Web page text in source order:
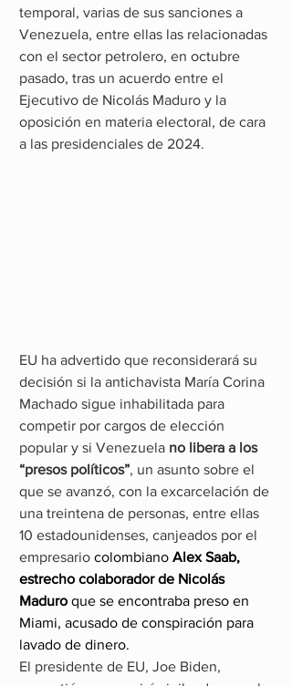
temporal, varias de sus sanciones a
Venezuela, entre ellas las relacionadas
con el sector petrolero, en octubre
pasado, tras un acuerdo entre el
Ejecutivo de Nicolás Maduro y la
oposición en materia electoral, de cara
a las presidenciales de 2024.
EU ha advertido que reconsiderará su
decisión si la antichavista María Corina
Machado sigue inhabilitada para
competir por cargos de elección
popular y si Venezuela no libera a los
“presos políticos”, un asunto sobre el
que se avanzó, con la excarcelación de
una treintena de personas, entre ellas
10 estadounidenses, canjeados por el
empresario colombiano Alex Saab,
estrecho colaborador de Nicolás
Maduro que se encontraba preso en
Miami, acusado de conspiración para
lavado de dinero.
El presidente de EU, Joe Biden,